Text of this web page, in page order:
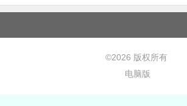
©2026 版权所有
电脑版